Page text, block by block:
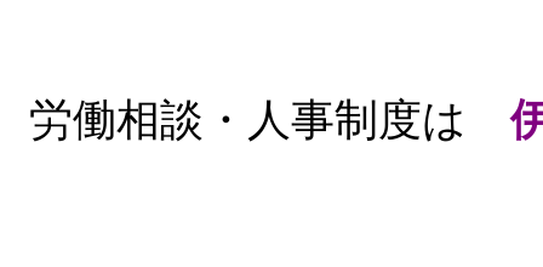
労働相談・人事制度は